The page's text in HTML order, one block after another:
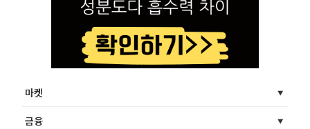
마켓
금융